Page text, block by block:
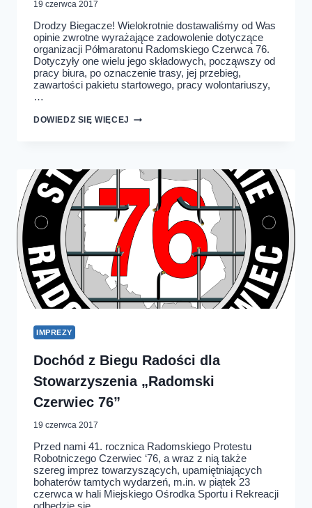
19 czerwca 2017
Drodzy Biegacze! Wielokrotnie dostawaliśmy od Was
opinie zwrotne wyrażające zadowolenie dotyczące
organizacji Półmaratonu Radomskiego Czerwca 76.
Dotyczyły one wielu jego składowych, począwszy od
pracy biura, po oznaczenie trasy, jej przebieg,
zawartości pakietu startowego, pracy wolontariuszy,
…
DOWIEDZ SIĘ WIĘCEJ NASI
IMPREZY
Dochód z Biegu Radości dla
Stowarzyszenia „Radomski
Czerwiec 76”
19 czerwca 2017
Przed nami 41. rocznica Radomskiego Protestu
Robotniczego Czerwiec ‘76, a wraz z nią także
szereg imprez towarzyszących, upamiętniających
bohaterów tamtych wydarzeń, m.in. w piątek 23
czerwca w hali Miejskiego Ośrodka Sportu i Rekreacji
odbędzie się…